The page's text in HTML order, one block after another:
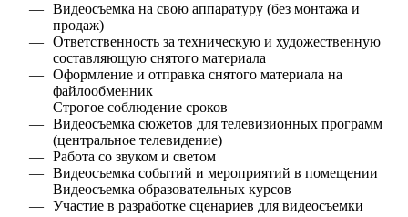
Видеосъемка на свою аппаратуру (без монтажа и
продаж)
Ответственность за техническую и художественную
составляющую снятого материала
Оформление и отправка снятого материала на
файлообменник
Строгое соблюдение сроков
Видеосъемка сюжетов для телевизионных программ
(центральное телевидение)
Работа со звуком и светом
Видеосъемка событий и мероприятий в помещении
Видеосъемка образовательных курсов
Участие в разработке сценариев для видеосъемки